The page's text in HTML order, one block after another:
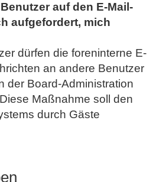
auf den E-Mail-
aufgefordert, mich
dürfen die foreninterne E-
an andere Benutzer
der Board-Administration
Maßnahme soll den
durch Gäste